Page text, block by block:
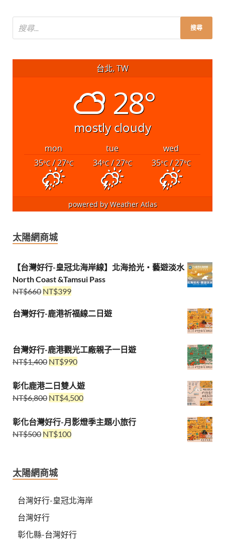
台北, TW
28°
mostly cloudy
mon tue
wed
35°C/ 27°C 34°C/ 27°C 35°C/ 27°C
powered byWeather Atlas
太陽網商城
【台灣好行-皇冠北海岸線】北海拾光・藝遊淡水
North Coast &Tamsui Pass
NT$660 NT$399
台灣好行-鹿港祈福線二日遊
台灣好行-鹿港觀光工廠親子一日遊
NT$1,400 NT$990
彰化鹿港二日雙人遊
NT$6,800 NT$4,500
彰化台灣好行-月影燈季主題小旅行
NT$500 NT$100
太陽網商城
台灣好行-皇冠北海岸
台灣好行
彰化縣-台灣好行